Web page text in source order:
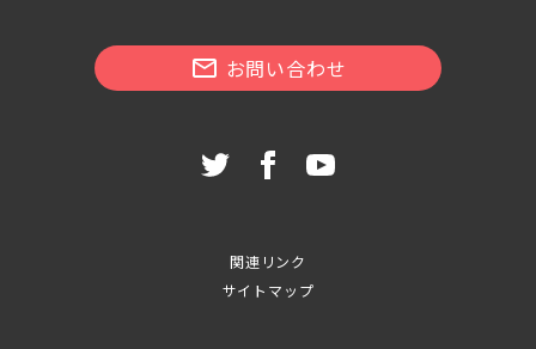
お問い合わせ
関連リンク
サイトマップ